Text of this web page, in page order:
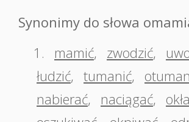
Synonimy do słowa
1.
mamić, zwodzić,
łudzić, tumanić,
nabierać, naciągać,